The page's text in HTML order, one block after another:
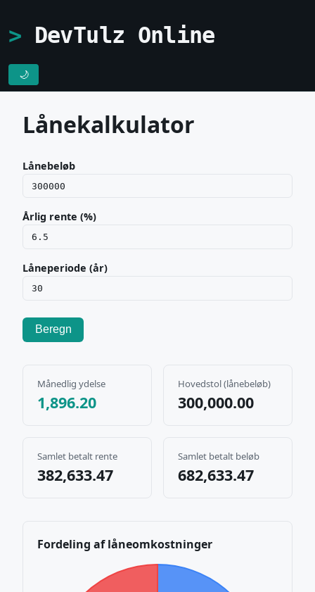
DevTulz Online
🌙
Lånekalkulator
Lånebeløb
Årlig rente (%)
Låneperiode (år)
Beregn
Månedlig ydelse
1,896.20
Hovedstol (lånebeløb)
300,000.00
Samlet betalt rente
382,633.47
Samlet betalt beløb
682,633.47
Fordeling af låneomkostninger